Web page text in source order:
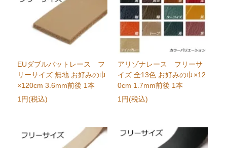
EUダブルバットレース フ
リーサイズ 無地 お好みの巾
×120cm 3.6mm前後 1本
1円(税込)
アリゾナレース フリーサ
イズ 全13色 お好みの巾×12
0cm 1.7mm前後 1本
1円(税込)